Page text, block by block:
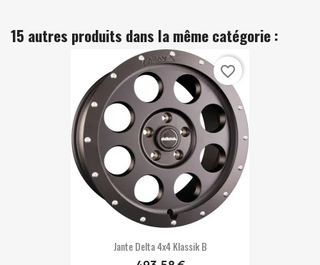
15 autres produits dans la même catégorie :
Jante Delta 4x4 Klassik B
favorite_border